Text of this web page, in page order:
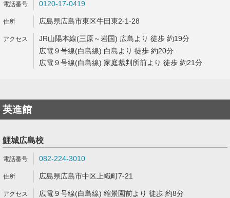
0120-17-0419
広島県広島市東区牛田東2-1-28
JR山陽本線(三原～岩国) 広島より 徒歩 約19分
広電９号線(白島線) 白島より 徒歩 約20分
広電９号線(白島線) 家庭裁判所前より 徒歩 約21分
英進館
鯉城広島校
082-224-3010
広島県広島市中区上幟町7-21
広電９号線(白島線) 縮景園前より 徒歩 約8分